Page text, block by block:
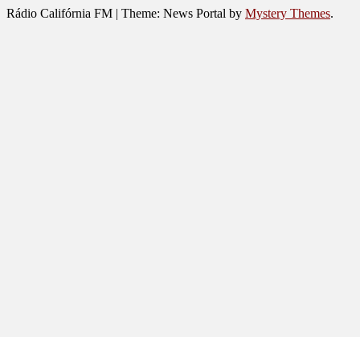
Rádio Califórnia FM | Theme: News Portal by Mystery Themes.